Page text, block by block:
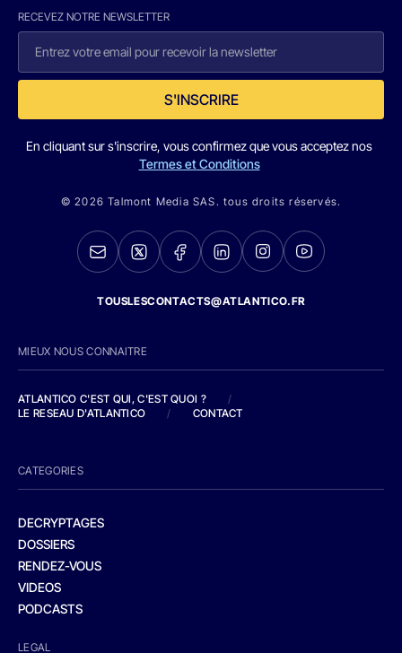
RECEVEZ NOTRE NEWSLETTER
S'INSCRIRE
En cliquant sur s'inscrire, vous confirmez que vous acceptez nos
Termes et Conditions
© 2026 Talmont Media SAS. tous droits réservés.
TOUSLESCONTACTS@ATLANTICO.FR
MIEUX NOUS CONNAITRE
ATLANTICO C'EST QUI, C'EST QUOI ?
/
LE RESEAU D'ATLANTICO
/ CONTACT
CATEGORIES
DECRYPTAGES
DOSSIERS
RENDEZ-VOUS
VIDEOS
PODCASTS
LEGAL